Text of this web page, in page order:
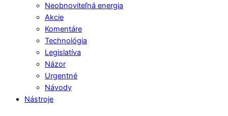
Neobnoviteľná energia
Akcie
Komentáre
Technológia
Legislatíva
Názor
Urgentné
Návody
Nástroje